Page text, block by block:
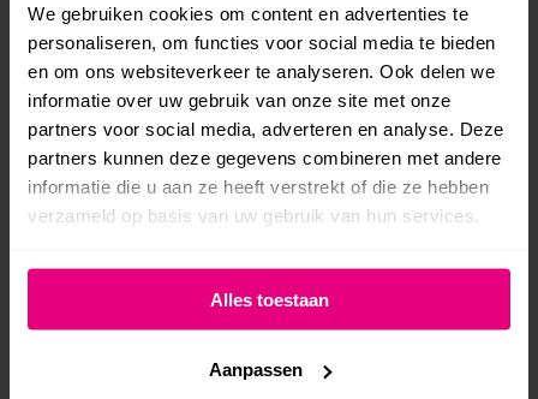
We gebruiken cookies om content en advertenties te
personaliseren, om functies voor social media te bieden
en om ons websiteverkeer te analyseren. Ook delen we
informatie over uw gebruik van onze site met onze
partners voor social media, adverteren en analyse. Deze
partners kunnen deze gegevens combineren met andere
informatie die u aan ze heeft verstrekt of die ze hebben
verzameld op basis van uw gebruik van hun services.
Alles toestaan
Aanpassen
heb ik de succesvolste periode in het bestaan
van mijn bedrijf.”
Bert van der Veen
Ongediertevanderveen.nl
“Ik wil jullie bedanken voor alle hulp bij mijn
website. Mensen weten mij online goed te
vinden. Ik had dat van te voren echt niet
gedacht, maar dus wel! Mede daardoor loopt